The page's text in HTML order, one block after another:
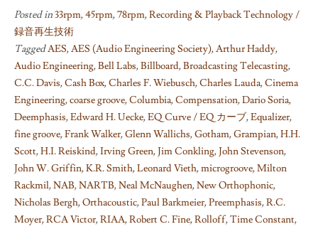
Posted in33rpm,45rpm,78rpm,Recording & Playback Technology /
録音再生技術
TaggedAES,AES (Audio Engineering Society),Arthur Haddy,
Audio Engineering,Bell Labs,Billboard,Broadcasting Telecasting,
C.C. Davis,Cash Box,Charles F. Wiebusch,Charles Lauda,Cinema
Engineering,coarse groove,Columbia,Compensation,Dario Soria,
Deemphasis,Edward H. Uecke,EQ Curve / EQ カーブ,Equalizer,
fine groove,Frank Walker,Glenn Wallichs,Gotham,Grampian,H.H.
Scott,H.I. Reiskind,Irving Green,Jim Conkling,John Stevenson,
John W. Griffin,K.R. Smith,Leonard Vieth,microgroove,Milton
Rackmil,NAB,NARTB,Neal McNaughen,New Orthophonic,
Nicholas Bergh,Orthacoustic,Paul Barkmeier,Preemphasis,R.C.
Moyer,RCA Victor,RIAA,Robert C. Fine,Rolloff,Time Constant,